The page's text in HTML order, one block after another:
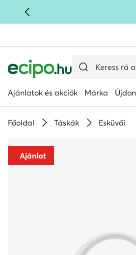
UGRÁS A FŐ TARTALOMRA
Ajánlatok és akciók Márka
Főoldal Táskák Esküvői
Ajánlat